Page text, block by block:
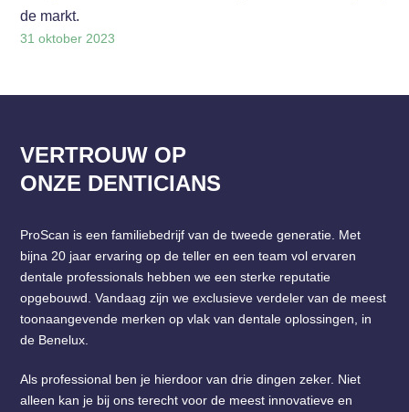
de markt.
31 oktober 2023
VERTROUW OP
ONZE DENTICIANS
ProScan is een familiebedrijf van de tweede generatie. Met
bijna 20 jaar ervaring op de teller en een team vol ervaren
dentale professionals hebben we een sterke reputatie
opgebouwd. Vandaag zijn we exclusieve verdeler van de meest
toonaangevende merken op vlak van dentale oplossingen, in
de Benelux.
Als professional ben je hierdoor van drie dingen zeker. Niet
alleen kan je bij ons terecht voor de meest innovatieve en